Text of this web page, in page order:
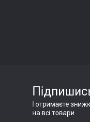
І отримаєте
на всі товари